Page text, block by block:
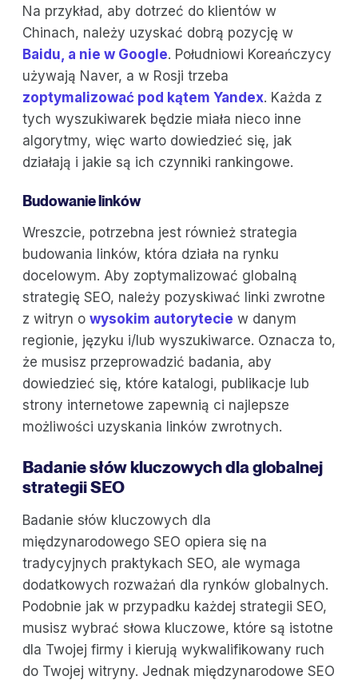
Na przykład, aby dotrzeć do klientów w
Chinach, należy uzyskać dobrą pozycję w
Baidu, a nie w Google. Południowi Koreańczycy
używają Naver, a w Rosji trzeba
zoptymalizować pod kątem Yandex. Każda z
tych wyszukiwarek będzie miała nieco inne
algorytmy, więc warto dowiedzieć się, jak
działają i jakie są ich czynniki rankingowe.
Budowanie linków
Wreszcie, potrzebna jest również strategia
budowania linków, która działa na rynku
docelowym. Aby zoptymalizować globalną
strategię SEO, należy pozyskiwać linki zwrotne
z witryn o wysokim autorytecie w danym
regionie, języku i/lub wyszukiwarce. Oznacza to,
że musisz przeprowadzić badania, aby
dowiedzieć się, które katalogi, publikacje lub
strony internetowe zapewnią ci najlepsze
możliwości uzyskania linków zwrotnych.
Badanie słów kluczowych dla globalnej
strategii SEO
Badanie słów kluczowych dla
międzynarodowego SEO opiera się na
tradycyjnych praktykach SEO, ale wymaga
dodatkowych rozważań dla rynków globalnych.
Podobnie jak w przypadku każdej strategii SEO,
musisz wybrać słowa kluczowe, które są istotne
dla Twojej firmy i kierują wykwalifikowany ruch
do Twojej witryny. Jednak międzynarodowe SEO